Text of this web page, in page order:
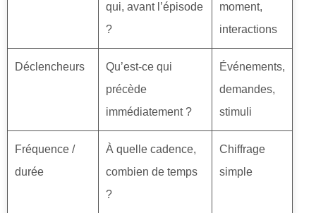
qui, avant l’épisode
?
moment,
interactions
Déclencheurs
Qu’est-ce qui
précède
immédiatement ?
Événements,
demandes,
stimuli
Fréquence /
durée
À quelle cadence,
combien de temps
?
Chiffrage
simple